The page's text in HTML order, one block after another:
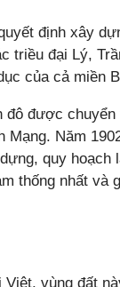
định xây
triều đại Lý,
của cả miền
được chuyển
Năm
quy hoạch
thống nhất và
vùng đất